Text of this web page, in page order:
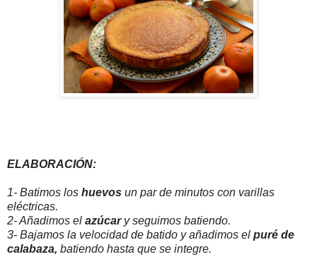
ELABORACIÓN:
1- Batimos los huevos un par de minutos con varillas
eléctricas.
2- Añadimos el azúcar y seguimos batiendo.
3- Bajamos la velocidad de batido y añadimos el puré de
calabaza, batiendo hasta que se integre.